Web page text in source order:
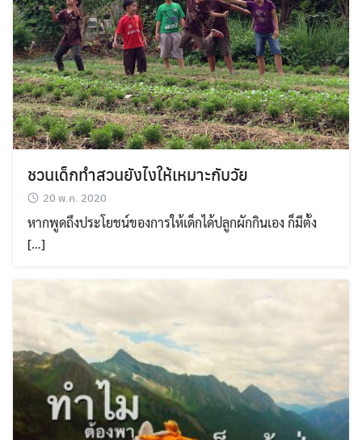
ชวนเด็กทำสวนยังไงให้เหมาะกับวัย
20 พ.ค. 2020
หากพูดถึงประโยชน์ของการให้เด็กได้ปลูกผักกินเอง ก็มีตั้ง
[…]